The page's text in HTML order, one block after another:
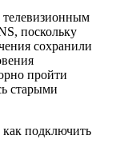
телевизионным
поскольку
сохранили
пройти
старыми
как подключить